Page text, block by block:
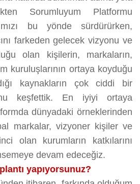
Sorumluyum Platformu
bu yönde sürdürürken,
farkeden gelecek vizyonu ve
olan kişilerin, markaların,
kuruluşlarının ortaya koyduğu
kaynakların çok ciddi bir
keşfettik. En iyiyi ortaya
dünyadaki örneklerinden
markalar, vizyoner kişiler ve
olan kurumların katkılarını
devam edeceğiz.
yapıyorsunuz?